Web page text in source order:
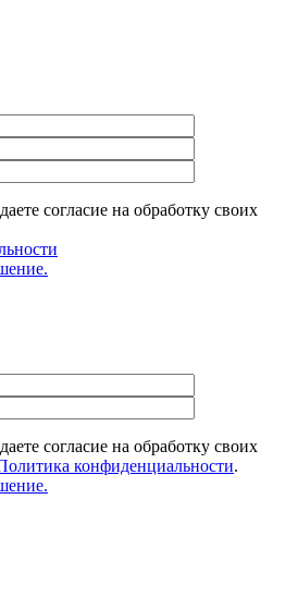
согласие на обработку своих
согласие на обработку своих
конфиденциальности.